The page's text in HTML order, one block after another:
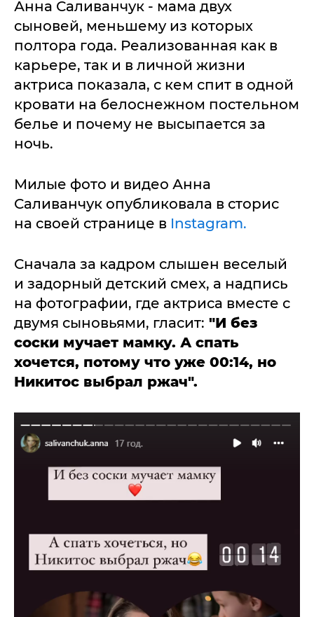
Анна Саливанчук - мама двух
сыновей, меньшему из которых
полтора года. Реализованная как в
карьере, так и в личной жизни
актриса показала, с кем спит в одной
кровати на белоснежном постельном
белье и почему не высыпается за
ночь.
Милые фото и видео Анна
Саливанчук опубликовала в сторис
на своей странице в Instagram.
Сначала за кадром слышен веселый
и задорный детский смех, а надпись
на фотографии, где актриса вместе с
двумя сыновьями, гласит: "И без
соски мучает мамку. А спать
хочется, потому что уже 00:14, но
Никитос выбрал ржач".